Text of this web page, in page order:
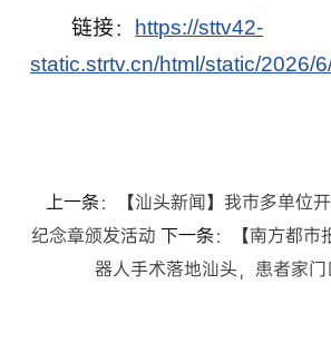
链接：
https://sttv42-
static.strtv.cn/html/static/2026/
上一条：
【汕头新闻】我市多单位
纪念章颁发活动 下一条：
【南方都
器人手术落地汕头，患者家